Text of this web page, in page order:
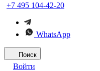
+7 495 104-42-20
WhatsApp
Поиск
Войти